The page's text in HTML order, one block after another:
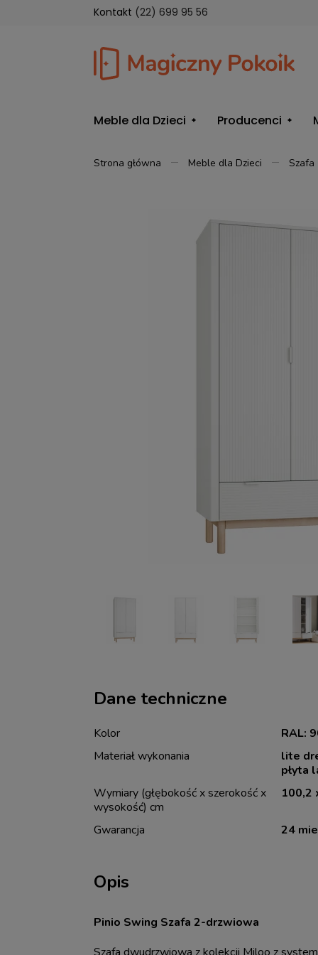
Kontakt (22) 699 95 56
Meble dla Dzieci Producenci
Strona główna Meble dla Dzieci Szafa
Opis
Pinio Swing Szafa 2-drzwiowa
Dane techniczne
Kolor
RAL:
Materiał wykonania
lite
płyta
Wymiary (głębokość x szerokość x
wysokość) cm
100,2
Gwarancja 24